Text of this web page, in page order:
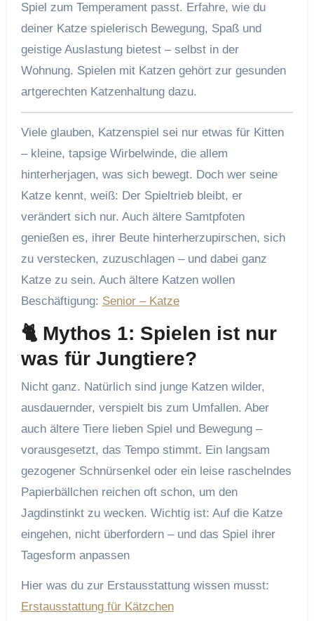
Spiel zum Temperament passt. Erfahre, wie du
deiner Katze spielerisch Bewegung, Spaß und
geistige Auslastung bietest – selbst in der
Wohnung. Spielen mit Katzen gehört zur gesunden
artgerechten Katzenhaltung dazu.
Viele glauben, Katzenspiel sei nur etwas für Kitten
– kleine, tapsige Wirbelwinde, die allem
hinterherjagen, was sich bewegt. Doch wer seine
Katze kennt, weiß: Der Spieltrieb bleibt, er
verändert sich nur. Auch ältere Samtpfoten
genießen es, ihrer Beute hinterherzupirschen, sich
zu verstecken, zuzuschlagen – und dabei ganz
Katze zu sein. Auch ältere Katzen wollen
Beschäftigung: Senior – Katze
🐈 Mythos 1: Spielen ist nur
was für Jungtiere?
Nicht ganz. Natürlich sind junge Katzen wilder,
ausdauernder, verspielt bis zum Umfallen. Aber
auch ältere Tiere lieben Spiel und Bewegung –
vorausgesetzt, das Tempo stimmt. Ein langsam
gezogener Schnürsenkel oder ein leise raschelndes
Papierbällchen reichen oft schon, um den
Jagdinstinkt zu wecken. Wichtig ist: Auf die Katze
eingehen, nicht überfordern – und das Spiel ihrer
Tagesform anpassen
Hier was du zur Erstausstattung wissen musst:
Erstausstattung für Kätzchen